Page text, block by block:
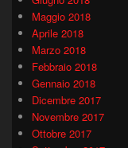
Maggio 2018
Aprile 2018
Marzo 2018
Febbraio 2018
Gennaio 2018
Dicembre 2017
Novembre 2017
Ottobre 2017